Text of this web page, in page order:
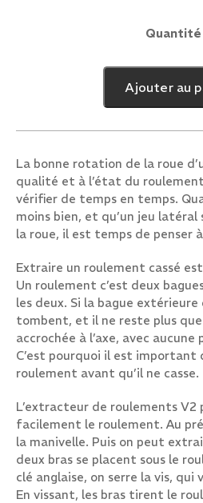
Quantité
Ajouter au
La bonne rotation de la roue
qualité et à l’état du
vérifier de temps en temps.
moins bien, et qu’un jeu latéral
la roue, il est temps de penser
Extraire un roulement cassé
Un roulement c’est deux
les deux. Si la bague extérieure
tombent, et il ne reste plus
accrochée à l’axe, avec aucune
C’est pourquoi il est important
roulement avant qu’il ne casse.
L’extracteur de roulements V2
facilement le roulement. Au
la manivelle. Puis on peut
deux bras se placent sous le
clé anglaise, on serre la vis, qui
En vissant, les bras tirent le